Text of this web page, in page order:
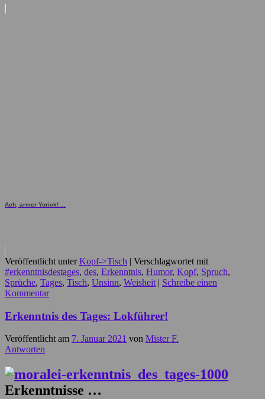
Ach, armer Yorick! ...
Veröffentlicht unter Kopf->Tisch | Verschlagwortet mit
#erkenntnisdestages, des, Erkenntnis, Humor, Kopf, Spruch,
Sprüche, Tages, Tisch, Unsinn, Weisheit | Schreibe einen
Kommentar
Erkenntnis des Tages: Lokführer!
Veröffentlicht am 7. Januar 2021 von Mister F.
Antworten
Erkenntnisse …